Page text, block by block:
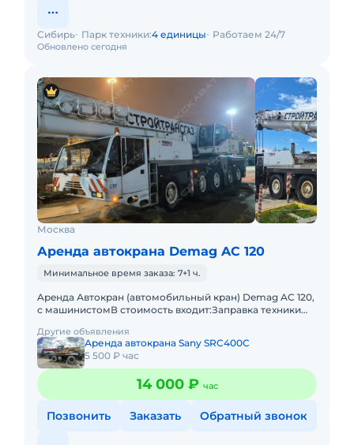
Обновлено сегодня
Сибирь Парк техники:4 единицы Работаем 24/7
Москва
Аренда автокрана Demag AC 120
Минимальное время заказа: 7+1 ч.
Apeнда Автокран (автомобильный кран) Demag AC 120,
с машинистомВ стоимость входит:Заправка техники
документами и гр
Другие объявления
Аренда автокрана Sany SRC400C
5 500 ₽ час
14 000 ₽ час
Позвонить Заказать Обратный звонок